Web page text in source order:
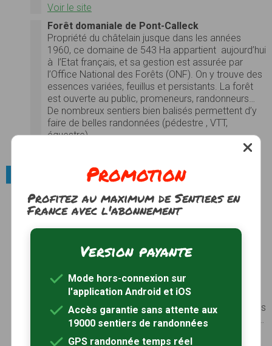
Voir le site
Forêt domaniale de Pont-Calleck
Propriété du châtelain jusque dans les années
1960, ce domaine de 543 Ha appartient aujourd’hui
à l’Etat français, et sa gestion est assurée par
l’Office National des Forêts (ONF). On y trouve des
essences variées, feuillus et persistants. La forêt
est ouverte au public, promeneurs, randonneurs…
De nombreux sentiers bien balisés permettent d’y
faire de belles randonnées (pédestre , VTT,
équestre)...
Villes et villages / Petites cités de caractère
Guémené-sur-Scorff 56
Petite cité de caractère et cité médiévale,
Guégant. C’est de là que provient l’ancienne
dénomination Kemenet Guégant signifiant «
commanderie de Guégant » qui, en se déclinant,
donnera plus tard son nom à la ville Guémené. Le
fief passe ensuite alternativement sous la
domination des Baumer et des Rohan. Ces derniers
jouèrent un rôle important dans l’histoire de la cité…
Promotion
Profitez au maximum de Sentiers en
France avec l'abonnement
Version payante
Mode hors-connexion sur
l'application Android et iOS
Accès garantie sans attente aux
19000 sentiers de randonnées
GPS randonnée temps réel